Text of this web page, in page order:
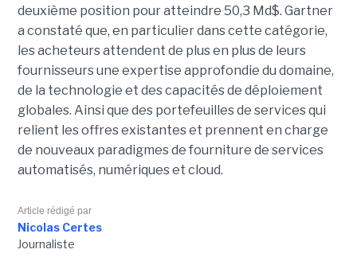
deuxième position pour atteindre 50,3 Md$. Gartner
a constaté que, en particulier dans cette catégorie,
les acheteurs attendent de plus en plus de leurs
fournisseurs une expertise approfondie du domaine,
de la technologie et des capacités de déploiement
globales. Ainsi que des portefeuilles de services qui
relient les offres existantes et prennent en charge
de nouveaux paradigmes de fourniture de services
automatisés, numériques et cloud.
Article rédigé par
Nicolas Certes
Journaliste